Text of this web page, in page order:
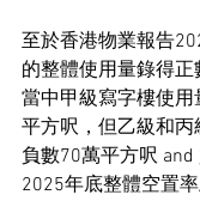
至於香港物業報告
的整體使用量錄得正
當中甲級寫字樓使
平方呎，但乙級和
負數70萬平方呎 and
2025年底整體空置